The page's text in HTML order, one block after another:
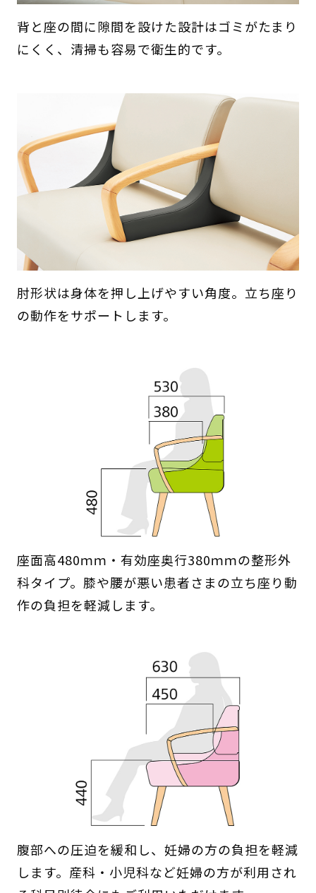
背と座の間に隙間を設けた設計はゴミがたまり
にくく、清掃も容易で衛生的です。
肘形状は身体を押し上げやすい角度。立ち座り
の動作をサポートします。
座面高480ｍｍ・有効座奥行380ｍｍの整形外
科タイプ。膝や腰が悪い患者さまの立ち座り動
作の負担を軽減します。
腹部への圧迫を緩和し、妊婦の方の負担を軽減
します。産科・小児科など妊婦の方が利用され